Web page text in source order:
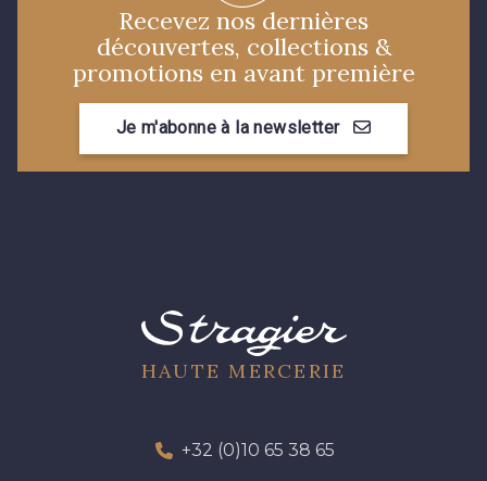
Recevez nos dernières
découvertes, collections &
promotions en avant première
Je m'abonne à la newsletter
HAUTE MERCERIE
+32 (0)10 65 38 65